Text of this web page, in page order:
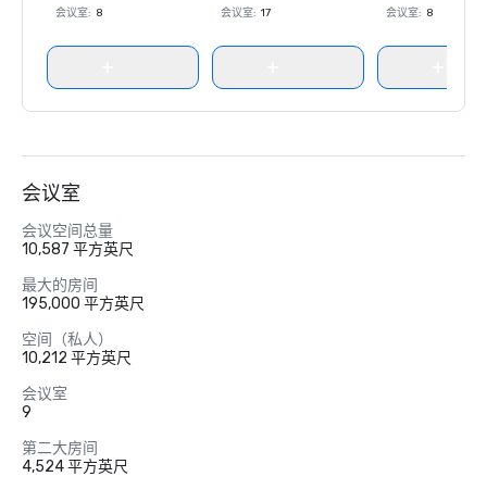
会议室: 8
会议室: 17
会议室: 8
会议室
会议空间总量
10,587 平方英尺
最大的房间
195,000 平方英尺
空间（私人）
10,212 平方英尺
会议室
9
第二大房间
4,524 平方英尺